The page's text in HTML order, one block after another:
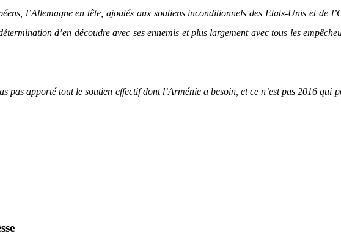
l’Allemagne en tête, ajoutés aux soutiens inconditionnels des Etats-Unis et de
d’en découdre avec ses ennemis et plus largement avec tous les
pas apporté tout le soutien effectif dont l’Arménie a besoin, et ce n’est pas 2016 qui